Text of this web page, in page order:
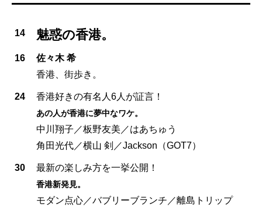
14 魅惑の香港。
16
佐々木 希
香港、街歩き。
24 香港好きの有名人6人が証言！
あの人が香港に夢中なワケ。
中川翔子／板野友美／はあちゅう
角田光代／横山 剣／Jackson（GOT7）
30 最新の楽しみ方を一挙公開！
香港新発見。
モダン点心／バブリーブランチ／離島トリップ